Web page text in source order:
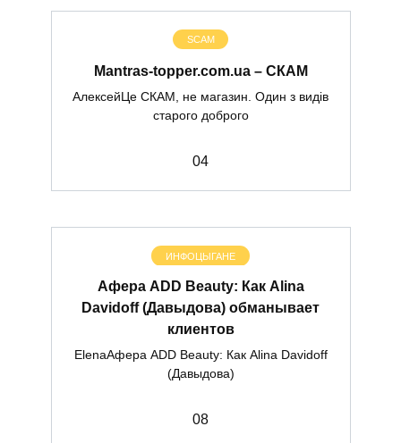
SCAM
Mantras-topper.com.ua – СКАМ
АлексейЦе СКАМ, не магазин. Один з видів
старого доброго
04
ИНФОЦЫГАНЕ
Афера ADD Beauty: Как Alina
Davidoff (Давыдова) обманывает
клиентов
ElenaАфера ADD Beauty: Как Alina Davidoff
(Давыдова)
08